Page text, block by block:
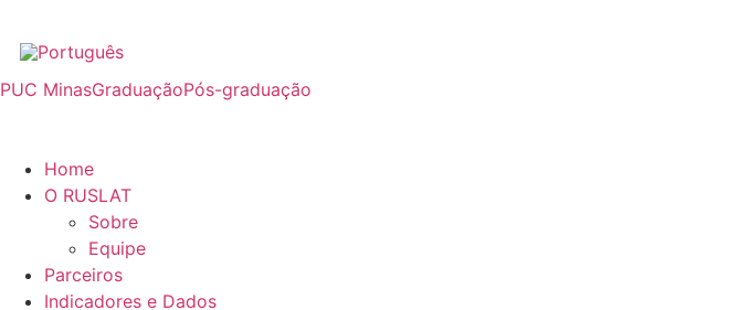
PUC MinasGraduaçãoPós-graduação
Home
O RUSLAT
Sobre
Equipe
Parceiros
Indicadores e Dados